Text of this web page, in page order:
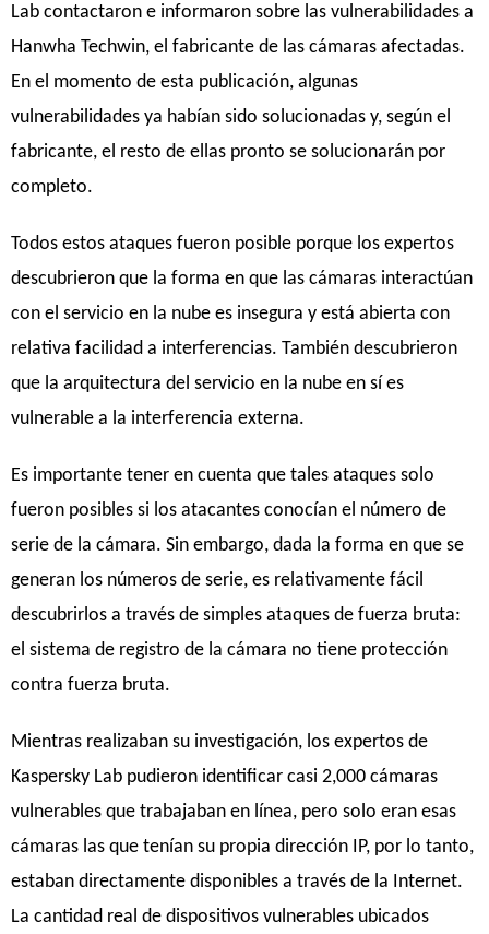
Lab contactaron e informaron sobre las vulnerabilidades a
Hanwha Techwin, el fabricante de las cámaras afectadas.
En el momento de esta publicación, algunas
vulnerabilidades ya habían sido solucionadas y, según el
fabricante, el resto de ellas pronto se solucionarán por
completo.
Todos estos ataques fueron posible porque los expertos
descubrieron que la forma en que las cámaras interactúan
con el servicio en la nube es insegura y está abierta con
relativa facilidad a interferencias. También descubrieron
que la arquitectura del servicio en la nube en sí es
vulnerable a la interferencia externa.
Es importante tener en cuenta que tales ataques solo
fueron posibles si los atacantes conocían el número de
serie de la cámara. Sin embargo, dada la forma en que se
generan los números de serie, es relativamente fácil
descubrirlos a través de simples ataques de fuerza bruta:
el sistema de registro de la cámara no tiene protección
contra fuerza bruta.
Mientras realizaban su investigación, los expertos de
Kaspersky Lab pudieron identificar casi 2,000 cámaras
vulnerables que trabajaban en línea, pero solo eran esas
cámaras las que tenían su propia dirección IP, por lo tanto,
estaban directamente disponibles a través de la Internet.
La cantidad real de dispositivos vulnerables ubicados